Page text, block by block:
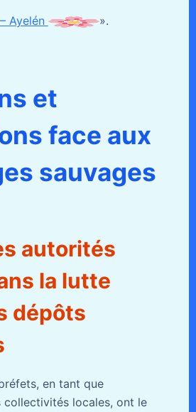
Ayelén ».
et
face aux
sauvages
autorités
la lutte
dépôts
en tant que
collectivités locales, ont le